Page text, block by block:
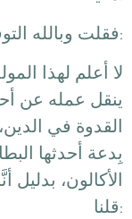
فقلت وبالله:
القدوة في
قلنا: